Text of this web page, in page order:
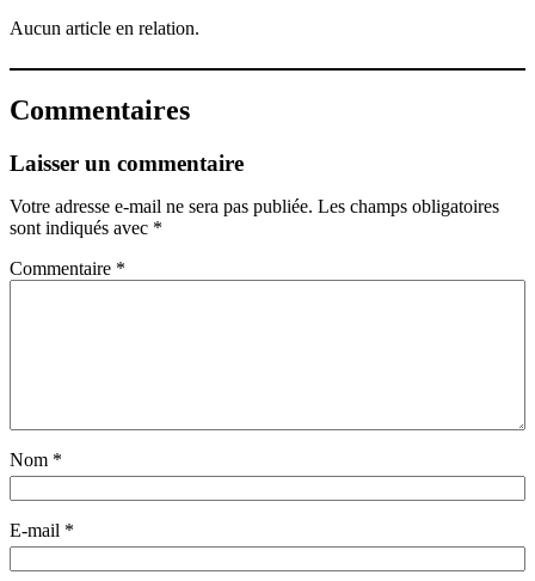
Aucun article en relation.
Commentaires
Laisser un commentaire
Votre adresse e-mail ne sera pas publiée. Les champs obligatoires
sont indiqués avec *
Commentaire *
Nom *
E-mail *